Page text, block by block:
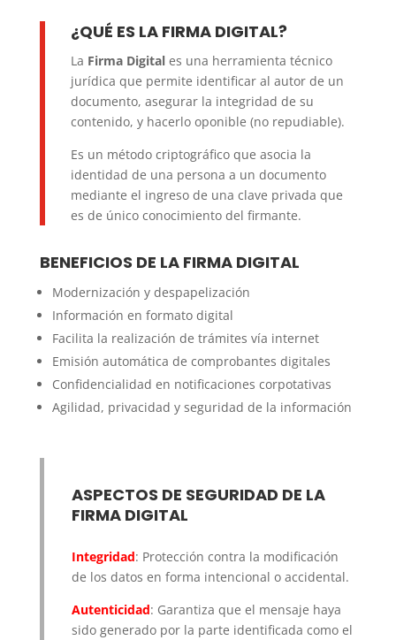
¿QUÉ ES LA FIRMA DIGITAL?
La Firma Digitales una herramienta técnico
jurídica que permite identificar al autor de un
documento, asegurar la integridad de su
contenido, y hacerlo oponible (no repudiable).
Es un método criptográfico que asocia la
identidad de una persona a un documento
mediante el ingreso de una clave privada que
es de único conocimiento del firmante.
BENEFICIOS DE LA FIRMA DIGITAL
Modernización y despapelización
Información en formato digital
Facilita la realización de trámites vía internet
Emisión automática de comprobantes digitales
Confidencialidad en notificaciones corpotativas
Agilidad, privacidad y seguridad de la información
ASPECTOS DE SEGURIDAD DE LA
FIRMA DIGITAL
Integridad: Protección contra la modificación
de los datos en forma intencional o accidental.
Autenticidad: Garantiza que el mensaje haya
sido generado por la parte identificada como el